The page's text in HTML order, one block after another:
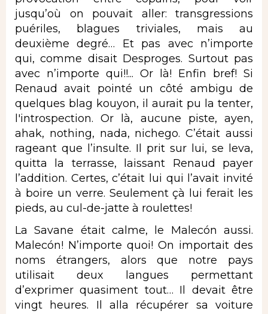
jusqu’où on pouvait aller: transgressions
puériles, blagues triviales, mais au
deuxième degré… Et pas avec n’importe
qui, comme disait Desproges. Surtout pas
avec n’importe qui!!... Or là! Enfin bref! Si
Renaud avait pointé un côté ambigu de
quelques blag kouyon, il aurait pu la tenter,
l'introspection. Or là, aucune piste, ayen,
ahak, nothing, nada, nichego. C’était aussi
rageant que l’insulte. Il prit sur lui, se leva,
quitta la terrasse, laissant Renaud payer
l’addition. Certes, c’était lui qui l’avait invité
à boire un verre. Seulement çà lui ferait les
pieds, au cul-de-jatte à roulettes!
La Savane était calme, le Malecón aussi.
Malecón! N’importe quoi! On importait des
noms étrangers, alors que notre pays
utilisait deux langues permettant
d’exprimer quasiment tout… Il devait être
vingt heures. Il alla récupérer sa voiture